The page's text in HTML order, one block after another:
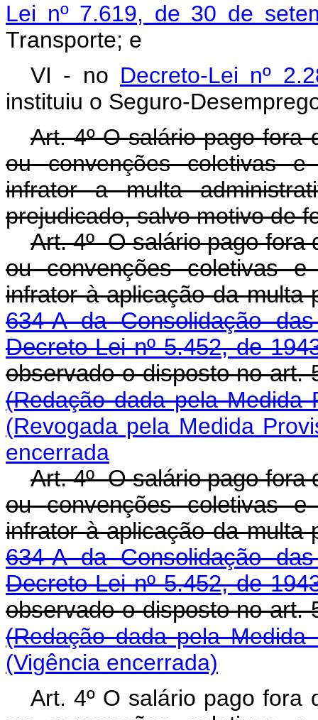
Lei nº 7.619, de 30 de
Transporte; e
VI - no Decreto-Lei nº
instituiu o Seguro-
Art. 4º O salário pago fora
ou convenções coletivas
infrator a multa
prejudicado, salvo motivo de
Art. 4º O salário pago fora
ou convenções coletivas
infrator à aplicação da multa
634-A da Consolidação
Decreto-Lei nº 5.452, de
observado o disposto no art.
(Redação dada pela Medida
(Revogada pela Medida
encerrada
Art. 4º O salário pago fora
ou convenções coletivas
infrator à aplicação da multa
634-A da Consolidação
Decreto-Lei nº 5.452, de
observado o disposto no art.
(Redação dada pela
(Vigência encerrada)
Art. 4º O salário pago fora